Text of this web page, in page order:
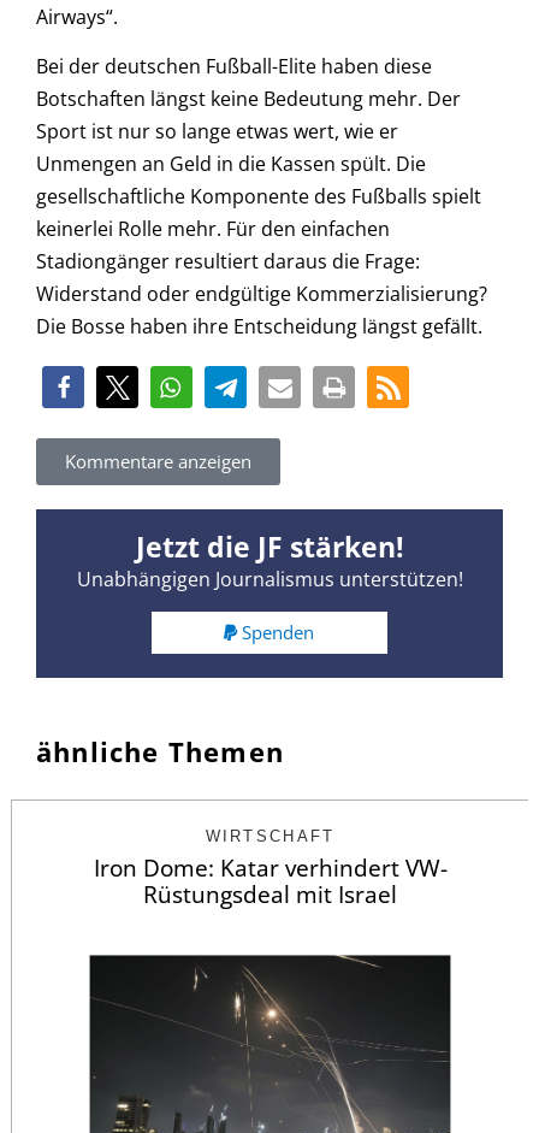
Airways“.
Bei der deutschen Fußball-Elite haben diese
Botschaften längst keine Bedeutung mehr. Der
Sport ist nur so lange etwas wert, wie er
Unmengen an Geld in die Kassen spült. Die
gesellschaftliche Komponente des Fußballs spielt
keinerlei Rolle mehr. Für den einfachen
Stadiongänger resultiert daraus die Frage:
Widerstand oder endgültige Kommerzialisierung?
Die Bosse haben ihre Entscheidung längst gefällt.
Kommentare anzeigen
Jetzt die JF stärken!
Unabhängigen Journalismus unterstützen!
Spenden
ähnliche Themen
WIRTSCHAFT
Iron Dome: Katar verhindert VW-
Rüstungsdeal mit Israel